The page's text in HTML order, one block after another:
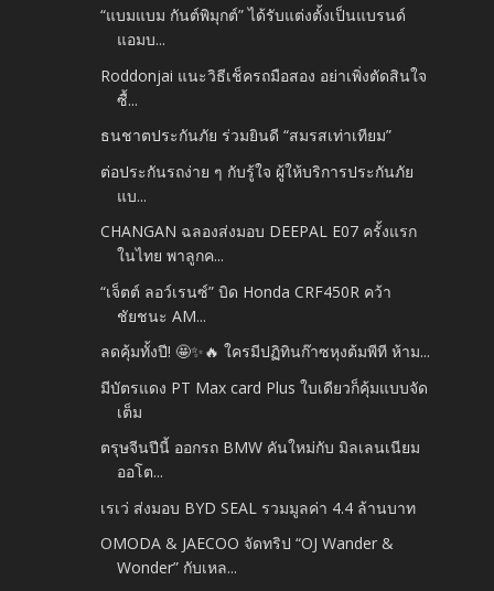
“แบมแบม กันต์พิมุกต์” ได้รับแต่งตั้งเป็นแบรนด์
แอมบ...
Roddonjai แนะวิธีเช็ครถมือสอง อย่าเพิ่งตัดสินใจ
ซื้...
ธนชาตประกันภัย ร่วมยินดี “สมรสเท่าเทียม”
ต่อประกันรถง่าย ๆ กับรู้ใจ ผู้ให้บริการประกันภัย
แบ...
CHANGAN ฉลองส่งมอบ DEEPAL E07 ครั้งแรก
ในไทย พาลูกค...
“เจ็ตต์ ลอว์เรนซ์” บิด Honda CRF450R คว้า
ชัยชนะ AM...
ลดคุ้มทั้งปี! 🤩✨🔥 ใครมีปฏิทินก๊าซหุงต้มพีที ห้าม...
มีบัตรแดง PT Max card Plus ใบเดียวก็คุ้มแบบจัด
เต็ม
ตรุษจีนปีนี้ ออกรถ BMW คันใหม่กับ มิลเลนเนียม
ออโต...
เรเว่ ส่งมอบ BYD SEAL รวมมูลค่า 4.4 ล้านบาท
OMODA & JAECOO จัดทริป “OJ Wander &
Wonder” กับเหล...